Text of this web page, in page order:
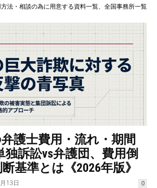
法・相談の為に用意する資料一覧、全国事務所一覧
護士費用・流れ・期間
訴訟vs弁護団、費用倒
基準とは《2026年版》
13日 0